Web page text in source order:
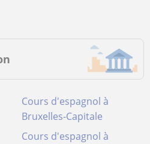
Cours d'espagnol à
Bruxelles-Capitale
Cours d'espagnol à